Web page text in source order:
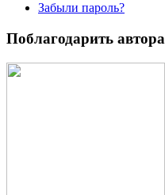
Забыли пароль?
Поблагодарить автора